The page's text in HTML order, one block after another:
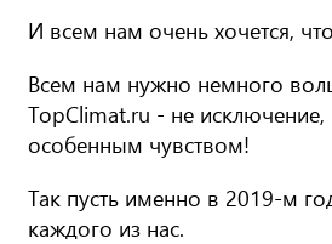
И всем нам очень хочется,
Всем нам нужно немного
TopClimat.ru - не
особенным чувством!
Так пусть именно в 2019-м
каждого из нас.